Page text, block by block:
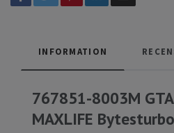
INFORMATION
767851-8003M
MAXLIFE Bytesturbo